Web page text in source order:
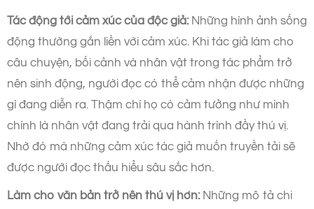
Tác động tới cảm xúc của độc giả:Những hình ảnh sống
động thường gắn liền với cảm xúc. Khi tác giả làm cho
câu chuyện, bối cảnh và nhân vật trong tác phẩm trở
nên sinh động, người đọc có thể cảm nhận được những
gì đang diễn ra. Thậm chí họ có cảm tưởng như mình
chính là nhân vật đang trải qua hành trình đầy thú vị.
Nhờ đó mà những cảm xúc tác giả muốn truyền tải sẽ
được người đọc thấu hiểu sâu sắc hơn.
Làm cho văn bản trở nên thú vị hơn:Những mô tả chi